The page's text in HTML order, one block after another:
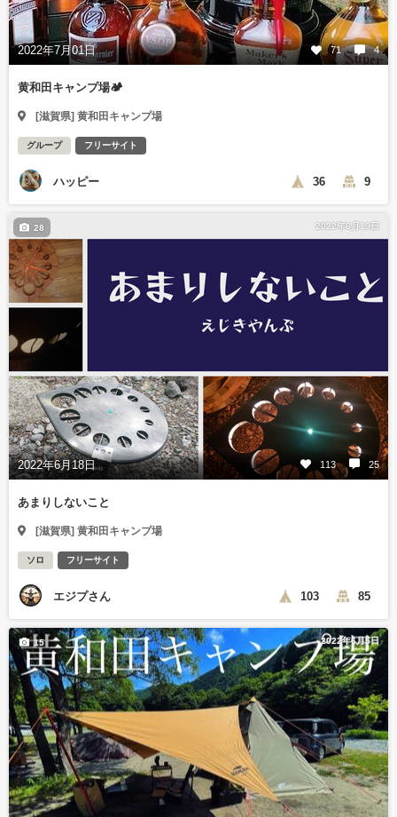
2022年7月01日 71 4
黄和田キャンプ場🏕
[滋賀県] 黄和田キャンプ場
グループ フリーサイト
ハッピー 36 9
2022年6月19日
2022年6月18日 113 25
28
あまりしないこと
[滋賀県] 黄和田キャンプ場
ソロ フリーサイト
エジプさん 103 85
2022年6月5日
15